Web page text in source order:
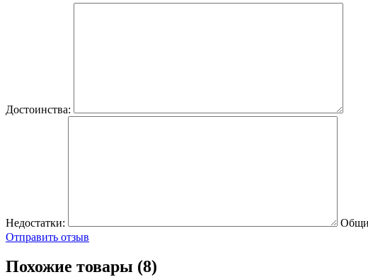
Достоинства:
Недостатки:
Отправить отзыв
Похожие товары (8)